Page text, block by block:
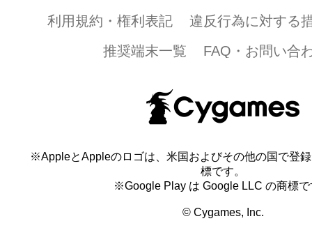
利用規約・権利表記
違反行為に対する
推奨端末一覧
FAQ・お問い合
※AppleとAppleのロゴは、米国およびその他の国で登
標です。
※Google Play は Google LLC の商標で
© Cygames, Inc.